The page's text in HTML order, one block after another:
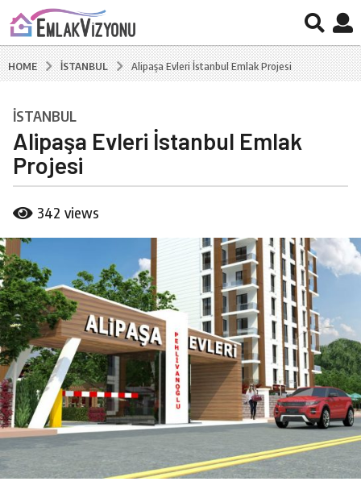
HOME İSTANBUL Alipaşa Evleri İstanbul Emlak Projesi
7
y
ı
l
g
7
y
ı
l
a
g
o
İSTANBUL
Alipaşa Evleri İstanbul Emlak
Projesi
y
B
u
r
a
k
C
a
342 views